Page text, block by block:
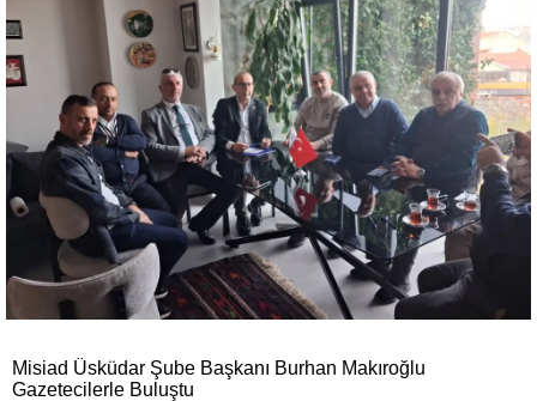
Misiad Üsküdar Şube Başkanı Burhan Makıroğlu
Gazetecilerle Buluştu